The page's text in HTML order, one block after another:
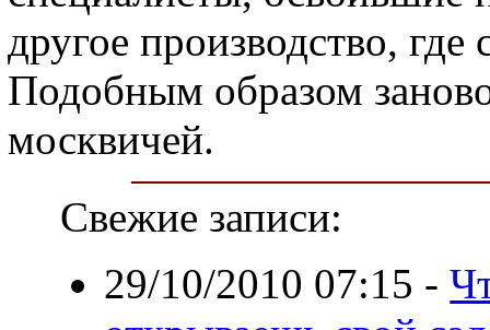
другое производство,
Подобным образом
москвичей.
Свежие записи:
29/10/2010 07:15 -